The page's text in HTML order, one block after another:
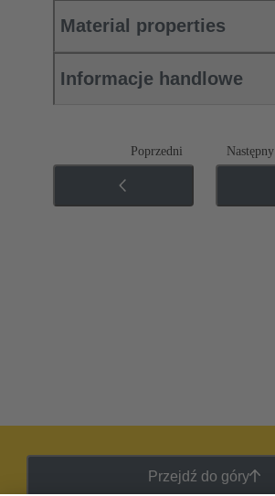
Material properties
Informacje handlowe
Poprzedni Następny
Przejdź do góry